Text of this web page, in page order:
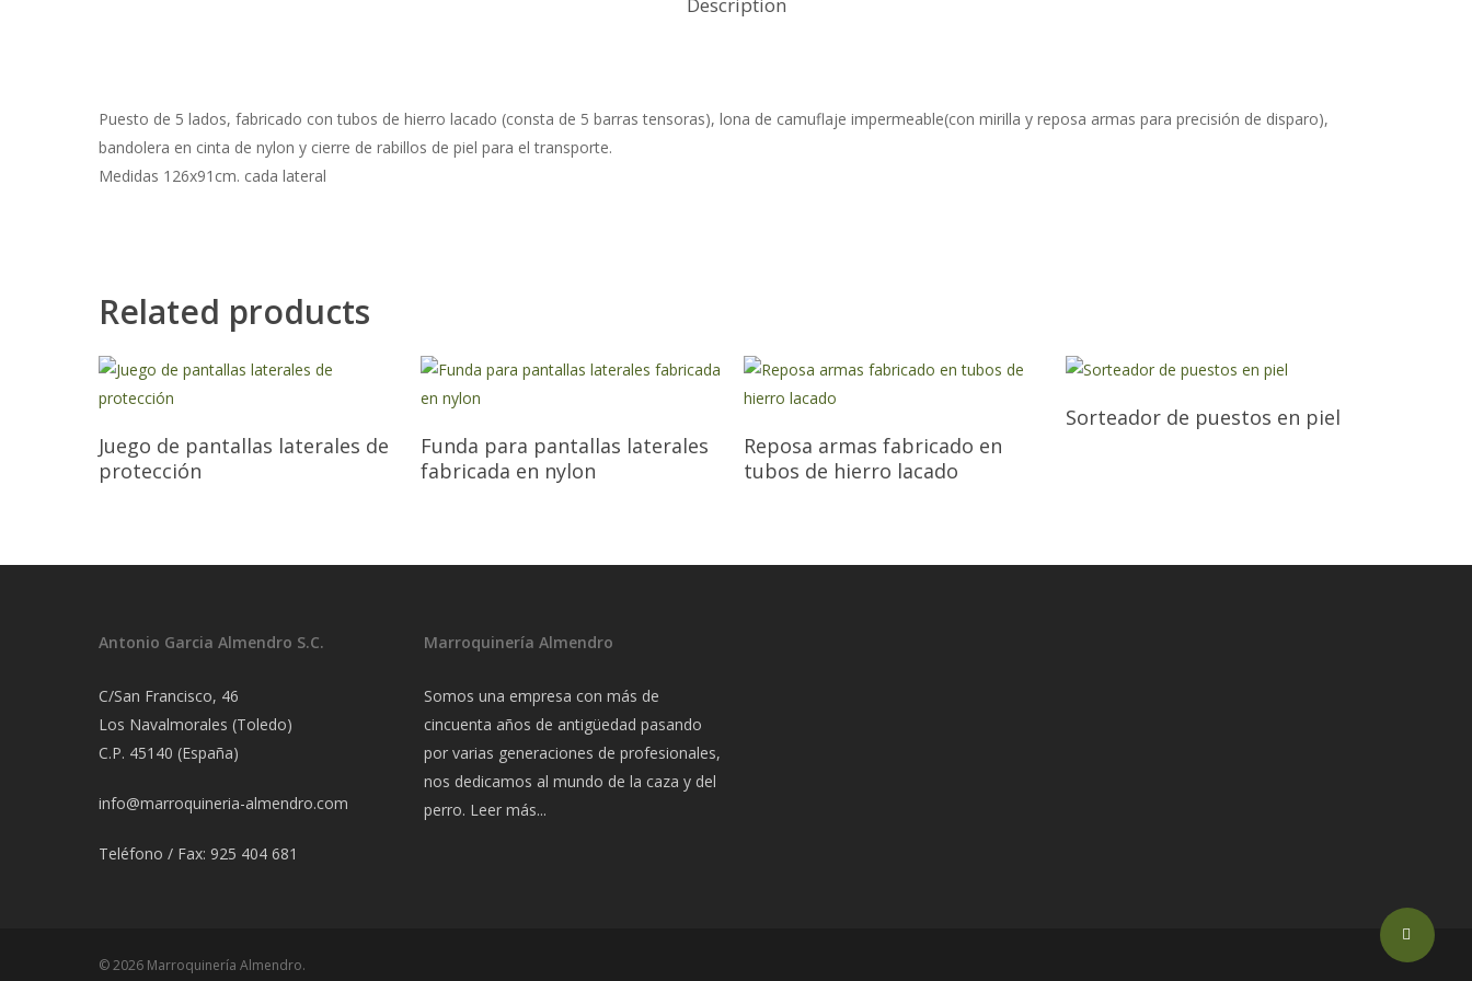
Puesto de 5 lados, fabricado con tubos de hierro lacado (consta de 5 barras tensoras), lona de camuflaje impermeable(con mirilla y reposa armas para precisión de disparo),
bandolera en cinta de nylon y cierre de rabillos de piel para el transporte.
Medidas 126x91cm. cada lateral
Related products
Juego de pantallas laterales de
protección
Funda para pantallas laterales
fabricada en nylon
Reposa armas fabricado en
tubos de hierro lacado
Sorteador de puestos en piel
Antonio Garcia Almendro S.C.
C/San Francisco, 46
Los Navalmorales (Toledo)
C.P. 45140 (España)
info@marroquineria-almendro.com
Teléfono / Fax: 925 404 681
Marroquinería Almendro
Somos una empresa con más de
cincuenta años de antigüedad pasando
por varias generaciones de profesionales,
nos dedicamos al mundo de la caza y del
perro. Leer más...
© 2026 Marroquinería Almendro.